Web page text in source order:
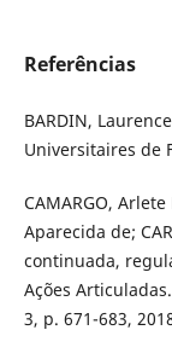
Referências
BARDIN,
Universitaires de
CAMARGO,
Aparecida de;
continuada,
Ações
3, p. 671-683,